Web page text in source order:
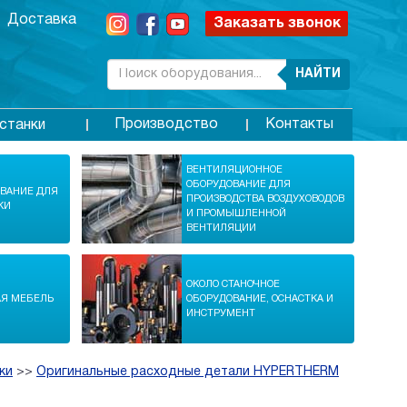
Доставка Заказать звонок
НАЙТИ
Производство Контакты
ДЛЯ
ВЕНТИЛЯЦИОННОЕ
ОБОРУДОВАНИЕ ДЛЯ
ПРОИЗВОДСТВА ВОЗДУХОВОДОВ
И ПРОМЫШЛЕННОЙ
ВЕНТИЛЯЦИИ
МЕБЕЛЬ
ОКОЛО СТАНОЧНОЕ
ОБОРУДОВАНИЕ, ОСНАСТКА И
ИНСТРУМЕНТ
>> Оригинальные расходные детали HYPERTHERM